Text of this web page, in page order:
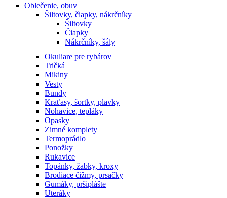
Oblečenie, obuv
Šiltovky, čiapky, nákrčníky
Šiltovky
Čiapky
Nákrčníky, šály
Okuliare pre rybárov
Tričká
Mikiny
Vesty
Bundy
Kraťasy, šortky, plavky
Nohavice, tepláky
Opasky
Zimné komplety
Termoprádlo
Ponožky
Rukavice
Topánky, žabky, kroxy
Brodiace čižmy, prsačky
Gumáky, pršiplášte
Uteráky